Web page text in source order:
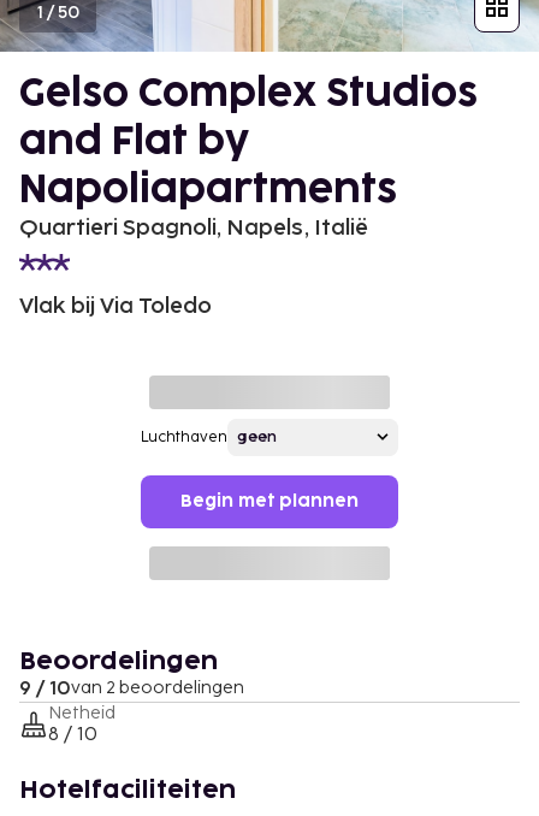
1/50
Gelso Complex Studios
and Flat by
Napoliapartments
Quartieri Spagnoli, Napels, Italië
Vlak bij Via Toledo
Luchthaven
Begin met plannen
Beoordelingen
9 / 10van 2 beoordelingen
Netheid
8 / 10
Hotelfaciliteiten